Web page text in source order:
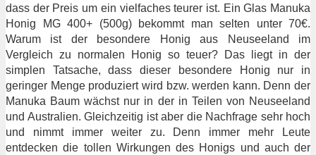
dass der Preis um ein vielfaches teurer ist. Ein Glas Manuka
Honig MG 400+ (500g) bekommt man selten unter 70€.
Warum ist der besondere Honig aus Neuseeland im
Vergleich zu normalen Honig so teuer? Das liegt in der
simplen Tatsache, dass dieser besondere Honig nur in
geringer Menge produziert wird bzw. werden kann. Denn der
Manuka Baum wächst nur in der in Teilen von Neuseeland
und Australien. Gleichzeitig ist aber die Nachfrage sehr hoch
und nimmt immer weiter zu. Denn immer mehr Leute
entdecken die tollen Wirkungen des Honigs und auch der